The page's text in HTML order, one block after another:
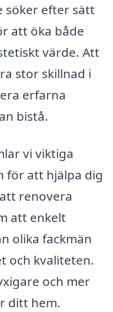
söker efter sätt
att öka både
värde. Att
stor skillnad i
erfarna
bistå.
vi viktiga
för att hjälpa dig
renovera
att enkelt
olika fackmän
och kvaliteten.
och mer
ditt hem.